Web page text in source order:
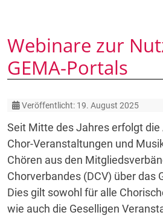
Webinare zur
GEMA-Portals
Details
Veröffentlicht: 19. August 2025
Seit Mitte des Jahres erfolgt
Chor-Veranstaltungen und
Chören aus den
Chorverbandes (DCV) über das
Dies gilt sowohl für alle
wie auch die Geselligen